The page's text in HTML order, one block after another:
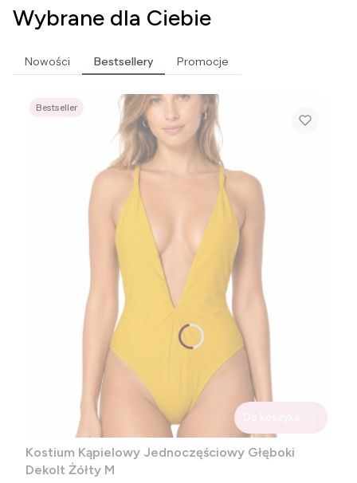
Wybrane dla Ciebie
Nowości Bestsellery Promocje
Bestseller
Kostium Kąpielowy Jednoczęściowy Głęboki
Dekolt Żółty M